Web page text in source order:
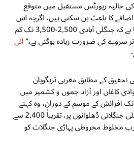
حالیہ رپورٹس مستقبل میں متوقع
کا باعث بن سکتی ہیں، اگرچہ اس
کے برعکس یہ تجویز کیا گیا ہے کہ جنگلی آبادی 2,500-3,500 تک کم
سروے کی ضرورت زیادہ ہوگئی ہے،”آئی
تحقیق کے مطابق مغربی ٹریگوپان
کاغان اور آزاد جموں و کشمیر میں
تک افزائش کے موسم کے دوران، وہ کہتے
ہیں کہ ٹریگوپان اونچی، کھلی جنگلاتی ڈھلوانوں پر، تقریباً 2,400 سے
مخلوط مخروطی پہاڑی جنگلات کو